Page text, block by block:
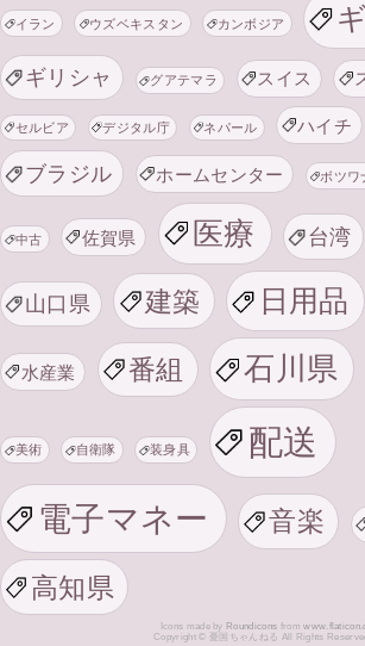
イラン ウズベキスタン カンボジア
ギリシャ グアテマラ スイス
セルビア デジタル庁 ネパール ハイチ
ブラジル ホームセンター ボツワ
中古 佐賀県 医療 台湾
山口県 建築 日用品
水産業 番組 石川県
美術 自衛隊 装身具 配送
電子マネー 音楽
高知県
Icons made by Roundicons from
Copyright © 憂国ちゃんねる All Rights